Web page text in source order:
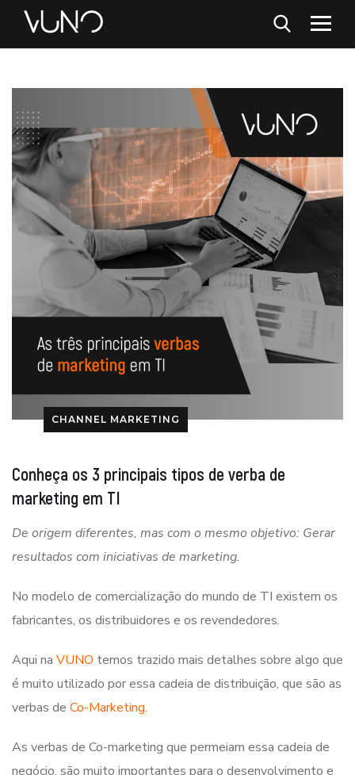
CHANNEL MARKETING
Conheça os 3 principais tipos de verba de
marketing em TI
De origem diferentes, mas com o mesmo objetivo: Gerar
resultados com iniciativas de marketing.
No modelo de comercialização do mundo de TI existem os
fabricantes, os distribuidores e os revendedores.
Aqui na VUNO temos trazido mais detalhes sobre algo que
é muito utilizado por essa cadeia de distribuição, que são as
verbas de Co-Marketing.
As verbas de Co-marketing que permeiam essa cadeia de
negócio, são muito importantes para o desenvolvimento e